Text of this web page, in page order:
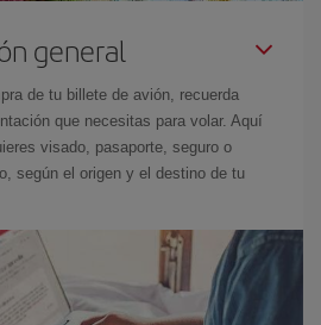
general
de tu billete de avión, recuerda
que necesitas para volar. Aquí
visado, pasaporte, seguro o
según el origen y el destino de tu